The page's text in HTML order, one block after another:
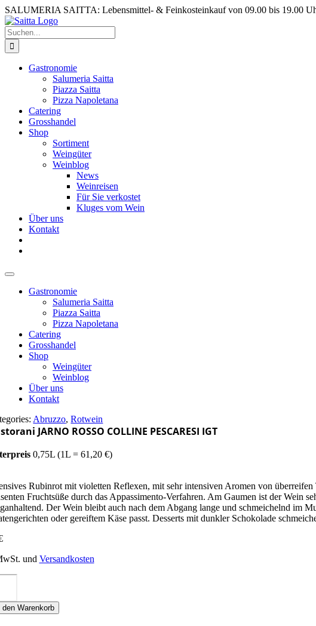
Zum
Inhalt
springen
SALUMERIA SAITTA: Lebensmittel- & Feinkosteinkauf von 09.00 bis 19.00
Suche
nach:
Gastronomie
Salumeria Saitta
Piazza Saitta
Pizza Napoletana
Catering
Grosshandel
Shop
Sortiment
Weingüter
Weinblog
News
Weinreisen
Für Sie verkostet
Kluges vom Wein
Über uns
Kontakt
Gastronomie
Salumeria Saitta
Piazza Saitta
Pizza Napoletana
Catering
Grosshandel
Shop
Weingüter
Weinblog
Über uns
Kontakt
Abruzzo,Rotwein
JARNO ROSSO COLLINE PESCARESI IGT
0,75L (1L = 61,20 €)
Rubinrot mit violetten Reflexen, mit sehr intensiven Aromen von
Fruchtsüße durch das Appassimento-Verfahren. Am Gaumen ist der Wein
Der Wein bleibt auch nach dem Abgang lange und schmeichelnd im
oder gereiftem Käse passt. Desserts mit dunkler Schokolade
und Versandkosten
den Warenkorb